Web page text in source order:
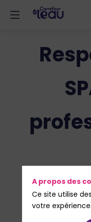
A propos des
Ce site utilise
votre expérience.